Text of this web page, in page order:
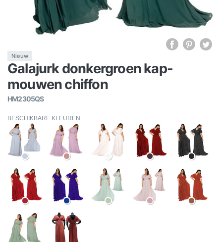
Nieuw
Galajurk donkergroen kap-
mouwen chiffon
HM2305QS
BESCHIKBARE KLEUREN